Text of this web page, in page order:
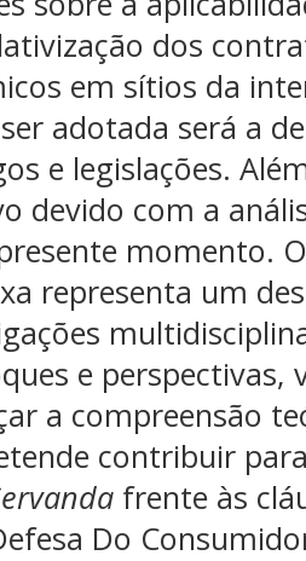
dos
em sítios da
adotada será a
e legislações.
devido com a
momento.
representa um
e perspectivas,
a compreensão
contribuir
frente às
Do